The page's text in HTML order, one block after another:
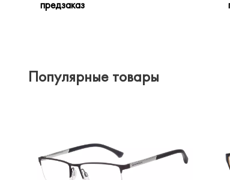
предзаказ
Популярные товары